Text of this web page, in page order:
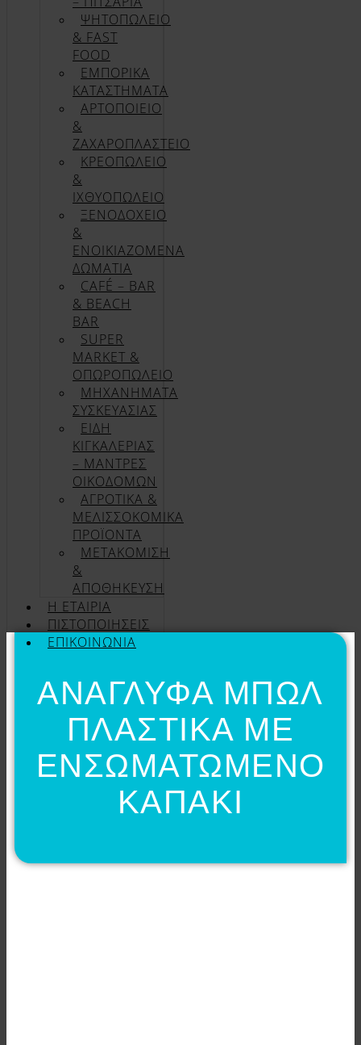
ΨΗΤΟΠΩΛΕΙΟ
& FAST
FOOD
ΕΜΠΟΡΙΚΑ
ΚΑΤΑΣΤΗΜΑΤΑ
ΑΡΤΟΠΟΙΕΙΟ
&
ΖΑΧΑΡΟΠΛΑΣΤΕΙΟ
ΚΡΕΟΠΩΛΕΙΟ
&
ΙΧΘΥΟΠΩΛΕΙΟ
ΞΕΝΟΔΟΧΕΙΟ
&
ΕΝΟΙΚΙΑΖΟΜΕΝΑ
ΔΩΜΑΤΙΑ
CAFÉ – BAR
& BEACH
BAR
SUPER
MARKET &
ΟΠΩΡΟΠΩΛΕΙΟ
ΜΗΧΑΝΗΜΑΤΑ
ΣΥΣΚΕΥΑΣΙΑΣ
ΕΙΔΗ
ΚΙΓΚΑΛΕΡΙΑΣ
– ΜΑΝΤΡΕΣ
ΟΙΚΟΔΟΜΩΝ
ΑΓΡΟΤΙΚΑ &
ΜΕΛΙΣΣΟΚΟΜΙΚΑ
ΠΡΟΪΟΝΤΑ
ΜΕΤΑΚΟΜΙΣΗ
&
ΑΠΟΘΗΚΕΥΣΗ
Η ΕΤΑΙΡΊΑ
ΠΙΣΤΟΠΟΙΉΣΕΙΣ
ΕΠΙΚΟΙΝΩΝΊΑ
ΑΝΑΓΛΥΦΑ ΜΠΩΛ
ΠΛΑΣΤΙΚΑ ΜΕ
ΕΝΣΩΜΑΤΩΜΕΝΟ
ΚΑΠΑΚΙ